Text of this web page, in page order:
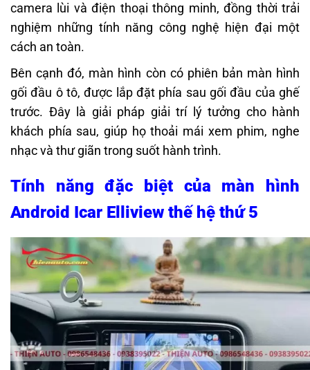
camera lùi và điện thoại thông minh, đồng thời trải
nghiệm những tính năng công nghệ hiện đại một
cách an toàn.
Bên cạnh đó, màn hình còn có phiên bản màn hình
gối đầu ô tô, được lắp đặt phía sau gối đầu của ghế
trước. Đây là giải pháp giải trí lý tưởng cho hành
khách phía sau, giúp họ thoải mái xem phim, nghe
nhạc và thư giãn trong suốt hành trình.
Tính năng đặc biệt của màn hình
Android Icar Elliview thế hệ thứ 5